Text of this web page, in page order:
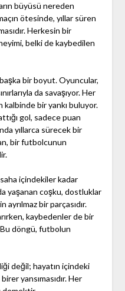
büyüsü nereden
ötesinde, yıllar süren
Herkesin bir
belki de kaybedilen
bir boyut. Oyuncular,
da savaşıyor. Her
bir yankı buluyor.
gol, sadece puan
yıllarca sürecek bir
an, bir futbolcunun
içindekiler kadar
yaşanan coşku, dostluklar
bir parçasıdır.
kaybedenler de bir
Bu döngü, futbolun
değil; hayatın içindeki
yansımasıdır. Her